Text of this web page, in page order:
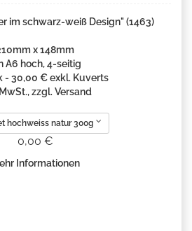
im schwarz-weiß Design" (1463)
x 148mm
A6 hoch, 4-seitig
- 30,00 € exkl. Kuverts
zzgl. Versand
hochweiss natur 300g
0,00 €
Informationen